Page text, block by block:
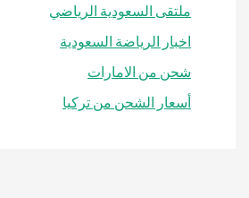
ملتقى السعودية الرياضي
اخبار الرياضة السعودية
شحن من الامارات
أسعار الشحن من تركيا